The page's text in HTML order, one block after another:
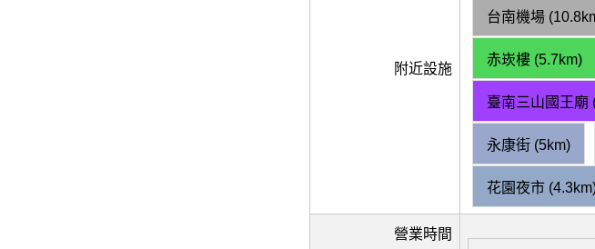
附近設施
台南機場
赤崁樓 (5.7km)
臺南三山國王廟
永康街 (5km)
花園夜市
營業時間